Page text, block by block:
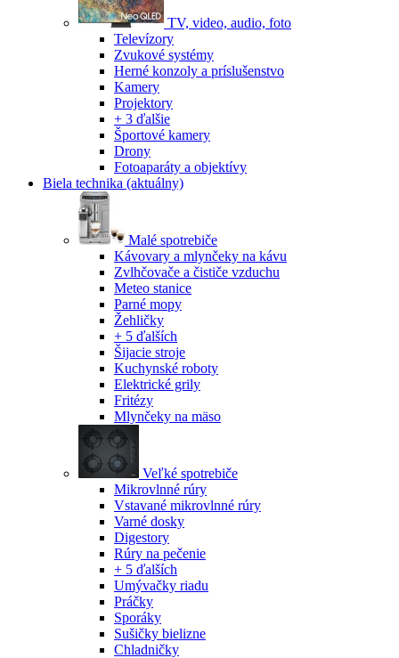
TV, video, audio, foto
Televízory
Zvukové systémy
Herné konzoly a príslušenstvo
Kamery
Projektory
+ 3 ďalšie
Športové kamery
Drony
Fotoaparáty a objektívy
Biela technika (aktuálny)
Malé spotrebiče
Kávovary a mlynčeky na kávu
Zvlhčovače a čističe vzduchu
Meteo stanice
Parné mopy
Žehličky
+ 5 ďalších
Šijacie stroje
Kuchynské roboty
Elektrické grily
Fritézy
Mlynčeky na mäso
Veľké spotrebiče
Mikrovlnné rúry
Vstavané mikrovlnné rúry
Varné dosky
Digestory
Rúry na pečenie
+ 5 ďalších
Umývačky riadu
Práčky
Sporáky
Sušičky bielizne
Chladničky